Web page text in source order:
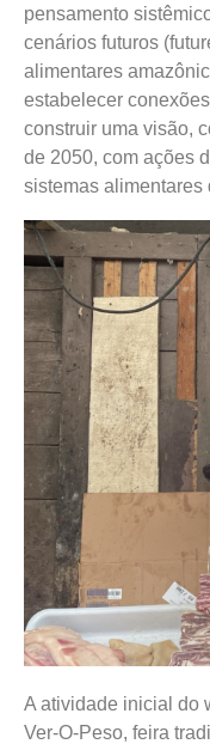
pensamento
cenários futuros
alimentares
estabelecer
construir uma visão,
de 2050, com ações
sistemas alimentares
A atividade inicial do
Ver-O-Peso, feira